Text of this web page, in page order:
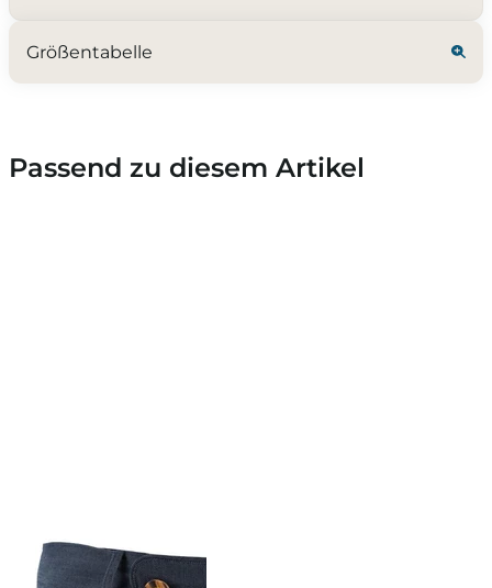
Größentabelle
Passend zu diesem Artikel